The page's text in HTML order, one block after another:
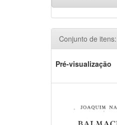
Conjunto de itens:
Pré-visualização